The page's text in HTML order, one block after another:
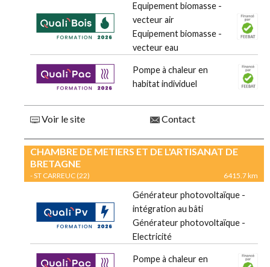
Equipement biomasse -
vecteur air
Equipement biomasse -
vecteur eau
Pompe à chaleur en
habitat individuel
Voir le site Contact
CHAMBRE DE METIERS ET DE L'ARTISANAT DE
BRETAGNE
- ST CARREUC (22) 6415.7 km
Générateur photovoltaïque -
intégration au bâti
Générateur photovoltaïque -
Electricité
Pompe à chaleur en